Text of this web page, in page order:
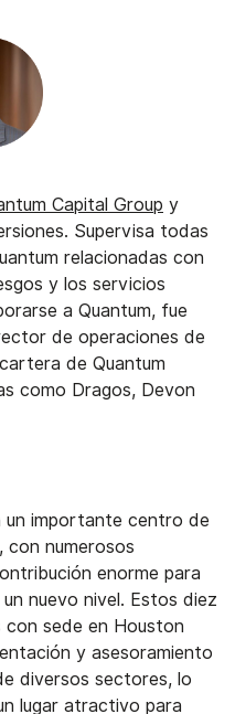
Capital Group y
Supervisa todas
relacionadas con
y los servicios
a Quantum, fue
de operaciones de
de Quantum
como Dragos, Devon
importante centro de
con numerosos
enorme para
nuevo nivel. Estos diez
con sede en Houston
y asesoramiento
diversos sectores, lo
lugar atractivo para